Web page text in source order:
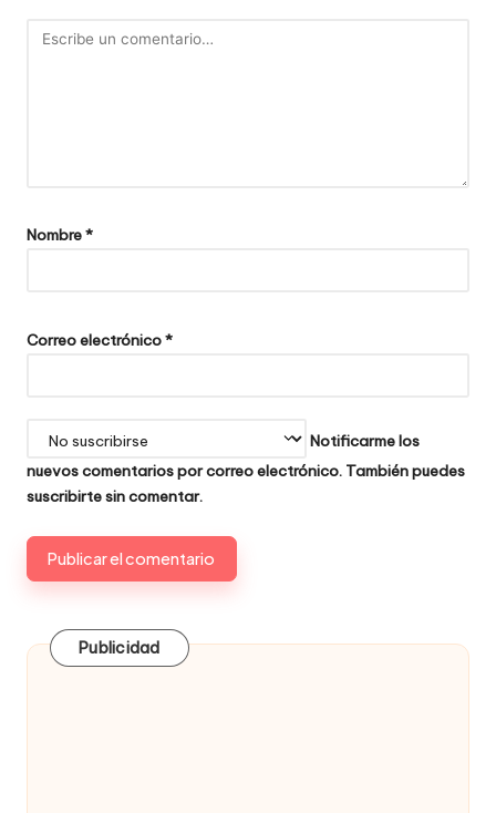
Nombre*
Correo electrónico*
Notificarme los
nuevos comentarios por correo electrónico. También puedes
suscribirtesin comentar.
Publicidad